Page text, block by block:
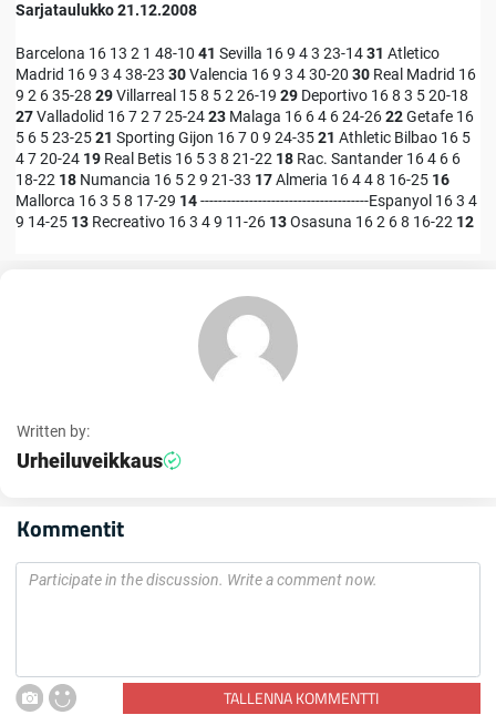
Sarjataulukko 21.12.2008
Barcelona 16 13 2 1 48-10 41 Sevilla 16 9 4 3 23-1431 Atletico
Madrid 16 9 3 4 38-23 30Valencia 16 9 3 4 30-20 30 Real Madrid 16
9 2 6 35-28 29Villarreal 15 8 5 2 26-19 29 Deportivo 16 8 3 5 20-18
27Valladolid 16 7 2 7 25-2423 Malaga 16 6 4 6 24-2622Getafe 16
5 6 5 23-2521 Sporting Gijon 16 7 0 9 24-3521 Athletic Bilbao 16 5
4 7 20-24 19 Real Betis 16 5 3 8 21-22 18 Rac. Santander 16 4 6 6
18-22 18 Numancia 16 5 2 9 21-33 17Almeria 16 4 4 8 16-25 16
Mallorca 16 3 5 8 17-29 14--------------------------------------Espanyol 16 3 4
9 14-25 13 Recreativo 16 3 4 9 11-26 13Osasuna 16 2 6 8 16-22 12
Written by:
Urheiluveikkaus
Kommentit
TALLENNA KOMMENTTI